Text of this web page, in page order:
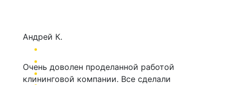
Очень доволен проделанной работой
клининговой компании. Все сделали
Андрей К.